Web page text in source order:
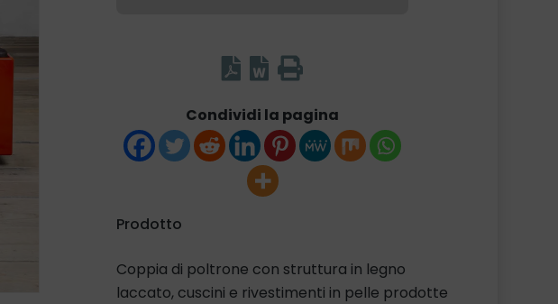
Condividi la pagina
Prodotto
Coppia di poltrone con struttura in legno
laccato, cuscini e rivestimenti in pelle prodotte